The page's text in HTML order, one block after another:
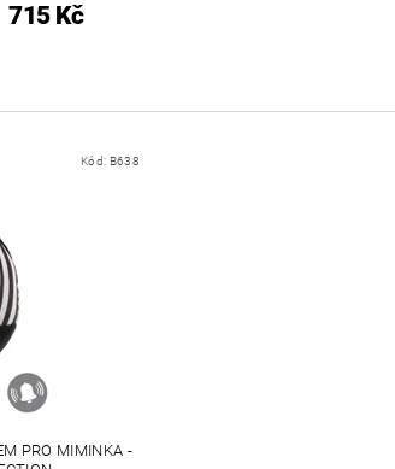
715 Kč
Kód: B638
PRO MIMINKA -